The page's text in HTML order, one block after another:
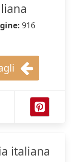
916
italiana